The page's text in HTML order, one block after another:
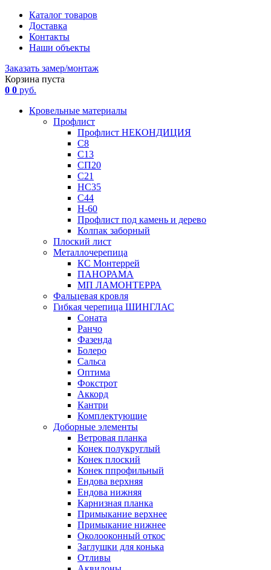
Каталог товаров
Доставка
Контакты
Наши объекты
Заказать замер/монтаж
Корзина пуста
0 0 руб.
Кровельные материалы
Профлист
Профлист НЕКОНДИЦИЯ
С8
С13
СП20
С21
НС35
С44
Н-60
Профлист под камень и дерево
Колпак заборный
Плоский лист
Металлочерепица
КС Монтеррей
ПАНОРАМА
МП ЛАМОНТЕРРА
Фальцевая кровля
Гибкая черепица ШИНГЛАС
Соната
Ранчо
Фазенда
Болеро
Сальса
Оптима
Фокстрот
Аккорд
Кантри
Комплектующие
Доборные элементы
Ветровая планка
Конек полукруглый
Конек плоский
Конек ппрофильный
Ендова верхняя
Ендова нижняя
Карнизная планка
Примыкание верхнее
Примыкание нижнее
Околооконный откос
Заглушки для конька
Отливы